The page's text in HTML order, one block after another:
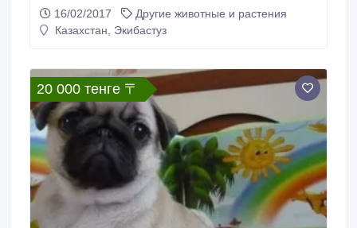
16/02/2017
Другие животные и растения
Казахстан, Экибастуз
20 000 тенге 〒